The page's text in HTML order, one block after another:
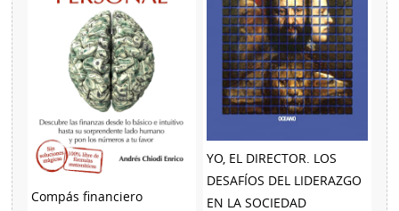
Compás financiero
YO, EL DIRECTOR. LOS
DESAFÍOS DEL LIDERAZGO
EN LA SOCIEDAD